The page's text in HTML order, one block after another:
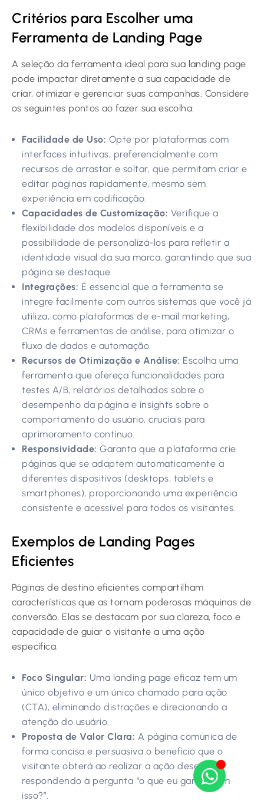
Critérios para Escolher uma
Ferramenta de Landing Page
A seleção da ferramenta ideal para sua landing page
pode impactar diretamente a sua capacidade de
criar, otimizar e gerenciar suas campanhas. Considere
os seguintes pontos ao fazer sua escolha:
Facilidade de Uso: Opte por plataformas com
interfaces intuitivas, preferencialmente com
recursos de arrastar e soltar, que permitam criar e
editar páginas rapidamente, mesmo sem
experiência em codificação.
Capacidades de Customização: Verifique a
flexibilidade dos modelos disponíveis e a
possibilidade de personalizá-los para refletir a
identidade visual da sua marca, garantindo que sua
página se destaque.
Integrações: É essencial que a ferramenta se
integre facilmente com outros sistemas que você já
utiliza, como plataformas de e-mail marketing,
CRMs e ferramentas de análise, para otimizar o
fluxo de dados e automação.
Recursos de Otimização e Análise: Escolha uma
ferramenta que ofereça funcionalidades para
testes A/B, relatórios detalhados sobre o
desempenho da página e insights sobre o
comportamento do usuário, cruciais para
aprimoramento contínuo.
Responsividade: Garanta que a plataforma crie
páginas que se adaptem automaticamente a
diferentes dispositivos (desktops, tablets e
smartphones), proporcionando uma experiência
consistente e acessível para todos os visitantes.
Exemplos de Landing Pages
Eficientes
Páginas de destino eficientes compartilham
características que as tornam poderosas máquinas de
conversão. Elas se destacam por sua clareza, foco e
capacidade de guiar o visitante a uma ação
específica.
Foco Singular: Uma landing page eficaz tem um
único objetivo e um único chamado para ação
(CTA), eliminando distrações e direcionando a
atenção do usuário.
Proposta de Valor Clara: A página comunica de
forma concisa e persuasiva o benefício que o
visitante obterá ao realizar a ação desejada,
respondendo à pergunta “o que eu ganho com
isso?”.